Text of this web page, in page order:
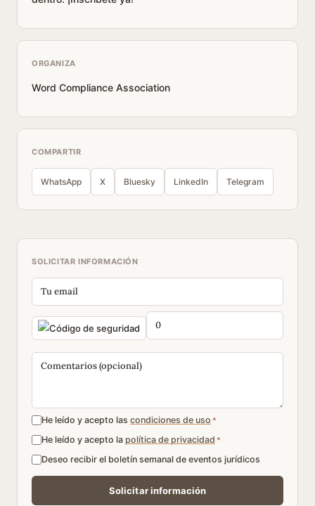
ORGANIZA
Word Compliance Association
COMPARTIR
WhatsApp X Bluesky LinkedIn Telegram
SOLICITAR INFORMACIÓN
He leído y acepto las condiciones de uso *
He leído y acepto la política de privacidad *
Deseo recibir el boletín semanal de eventos jurídicos